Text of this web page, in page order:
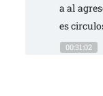
a al
es
00:31:02